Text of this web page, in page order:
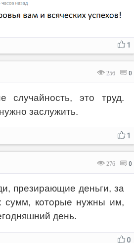
1
256 0
это труд.
заслужить.
1
276 0
презирающие деньги, за
сумм, которые нужны им,
день.
0